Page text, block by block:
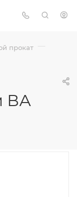
прокат —
ВА